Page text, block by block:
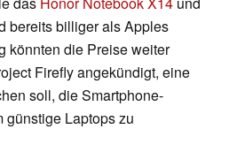
bereits billiger als Apples
könnten die Preise weiter
Firefly angekündigt, eine
soll, die Smartphone-
günstige Laptops zu